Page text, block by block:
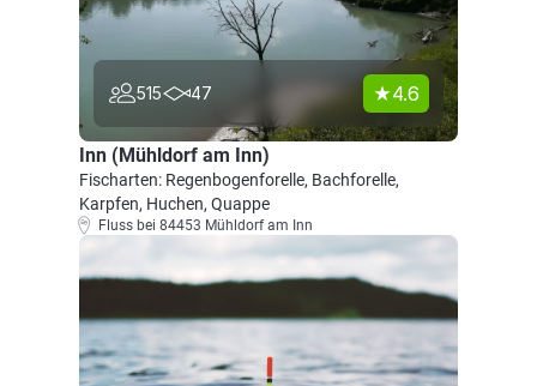
515 47 4.6
Inn (Mühldorf am Inn)
Fischarten: Regenbogenforelle, Bachforelle,
Karpfen, Huchen, Quappe
Fluss bei 84453 Mühldorf am Inn